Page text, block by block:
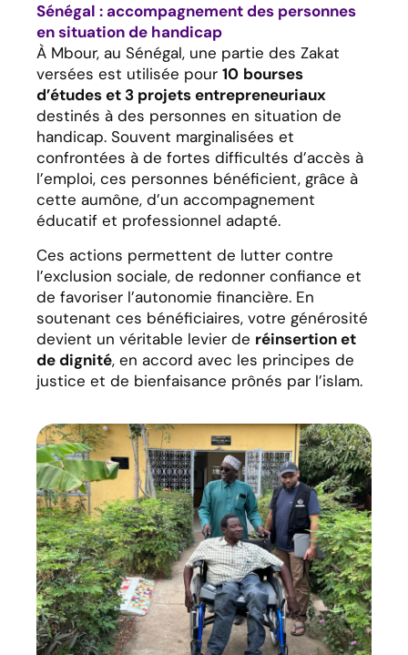
Sénégal : accompagnement des personnes
en situation de handicap
À Mbour, au Sénégal, une partie des Zakat
versées est utilisée pour 10 bourses
d’études et 3 projets entrepreneuriaux
destinés à des personnes en situation de
handicap. Souvent marginalisées et
confrontées à de fortes difficultés d’accès à
l’emploi, ces personnes bénéficient, grâce à
cette aumône, d’un accompagnement
éducatif et professionnel adapté.
Ces actions permettent de lutter contre
l’exclusion sociale, de redonner confiance et
de favoriser l’autonomie financière. En
soutenant ces bénéficiaires, votre générosité
devient un véritable levier de réinsertion et
de dignité, en accord avec les principes de
justice et de bienfaisance prônés par l’islam.